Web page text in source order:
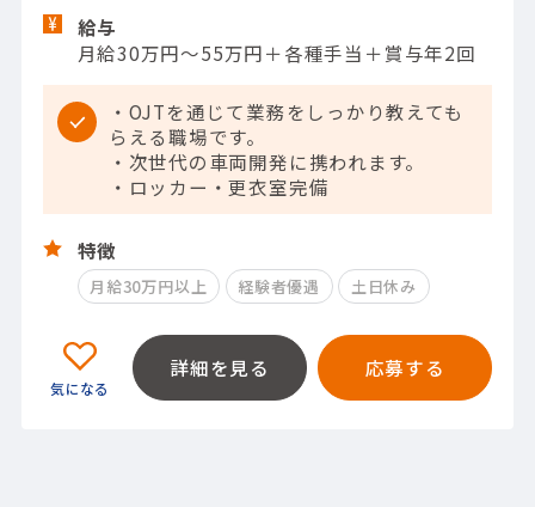
給与
月給30万円～55万円＋各種手当＋賞与年2回
・OJTを通じて業務をしっかり教えても
らえる職場です。
・次世代の車両開発に携われます。
・ロッカー・更衣室完備
特徴
月給30万円以上 経験者優遇 土日休み
詳細を見る 応募する